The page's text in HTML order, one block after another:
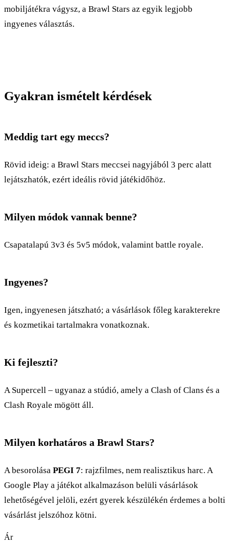
mobiljátékra vágysz, a Brawl Stars az egyik legjobb
ingyenes választás.
Gyakran ismételt kérdések
Meddig tart egy meccs?
Rövid ideig: a Brawl Stars meccsei nagyjából 3 perc alatt
lejátszhatók, ezért ideális rövid játékidőhöz.
Milyen módok vannak benne?
Csapatalapú 3v3 és 5v5 módok, valamint battle royale.
Ingyenes?
Igen, ingyenesen játszható; a vásárlások főleg karakterekre
és kozmetikai tartalmakra vonatkoznak.
Ki fejleszti?
A Supercell – ugyanaz a stúdió, amely a Clash of Clans és a
Clash Royale mögött áll.
Milyen korhatáros a Brawl Stars?
A besorolása PEGI 7: rajzfilmes, nem realisztikus harc. A
Google Play a játékot alkalmazáson belüli vásárlások
lehetőségével jelöli, ezért gyerek készülékén érdemes a bolti
vásárlást jelszóhoz kötni.
Ár